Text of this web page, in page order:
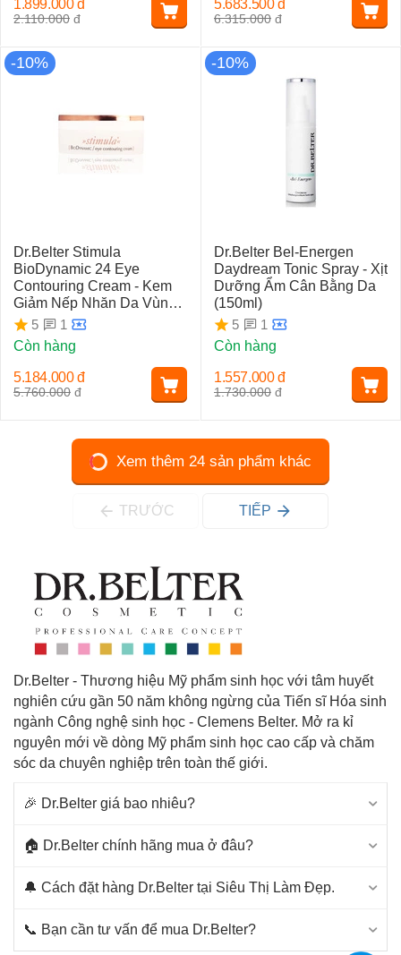
Dr.Belter - Thương hiệu Mỹ phẩm sinh học với tâm huyết
nghiên cứu gần 50 năm không ngừng của Tiến sĩ Hóa sinh
ngành Công nghệ sinh học - Clemens Belter. Mở ra kỉ
nguyên mới về dòng Mỹ phẩm sinh học cao cấp và chăm
sóc da chuyên nghiệp trên toàn thế giới.
🎉 Dr.Belter giá bao nhiêu?
🏠 Dr.Belter chính hãng mua ở đâu?
🔔 Cách đặt hàng Dr.Belter tại Siêu Thị Làm Đẹp.
📞 Bạn cần tư vấn để mua Dr.Belter?
2.110.000 đ
1.899.000 đ
6.315.000 đ
5.683.500 đ
-10%
Dr.Belter Stimula
BioDynamic 24 Eye
Contouring Cream - Kem
Giảm Nếp Nhăn Da Vùng
Mắt (30ml)
5
1
Còn hàng
5.760.000 đ
5.184.000 đ
-10%
Dr.Belter Bel-Energen
Daydream Tonic Spray - Xịt
Dưỡng Ẩm Cân Bằng Da
(150ml)
5
1
Còn hàng
1.730.000 đ
1.557.000 đ
Xem thêm 24 sản phẩm khác
TRƯỚC TIẾP